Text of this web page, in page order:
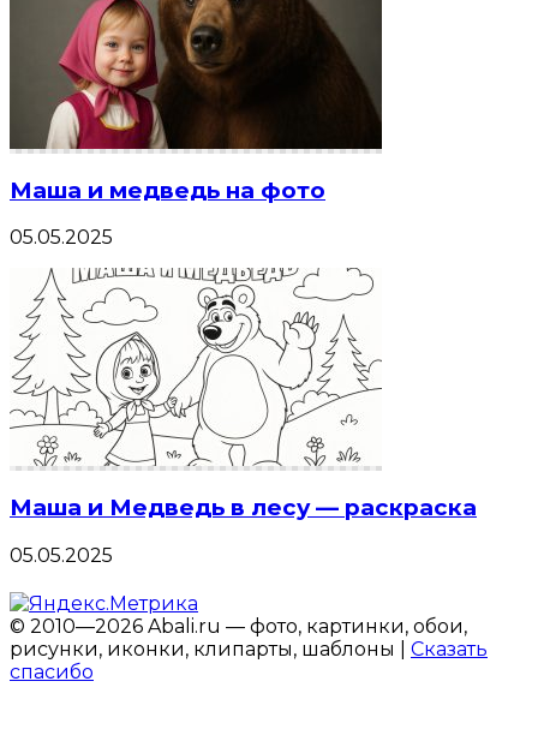
Маша и медведь на фото
05.05.2025
Маша и Медведь в лесу — раскраска
05.05.2025
© 2010—2026 Abali.ru — фото, картинки, обои,
рисунки, иконки, клипарты, шаблоны | Сказать
спасибо